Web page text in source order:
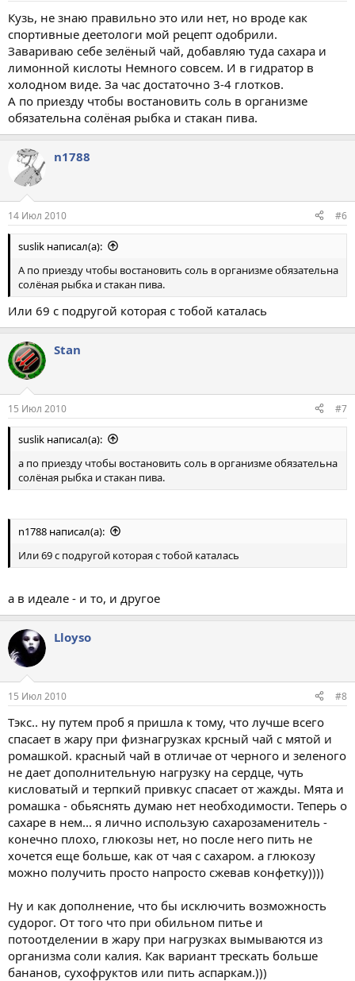
Кузь, не знаю правильно это или нет, но вроде как
спортивные деетологи мой рецепт одобрили.
Завариваю себе зелёный чай, добавляю туда сахара и
лимонной кислоты Немного совсем. И в гидратор в
холодном виде. За час достаточно 3-4 глотков.
А по приезду чтобы востановить соль в организме
обязательна солёная рыбка и стакан пива.
n1788
14 Июл 2010 #6
suslik написал(а):
А по приезду чтобы востановить соль в организме обязательна
солёная рыбка и стакан пива.
Или 69 с подругой которая с тобой каталась
Stan
15 Июл 2010 #7
suslik написал(а):
а по приезду чтобы востановить соль в организме обязательна
солёная рыбка и стакан пива.
n1788 написал(а):
Или 69 с подругой которая с тобой каталась
а в идеале - и то, и другое
Lloyso
15 Июл 2010 #8
Тэкс.. ну путем проб я пришла к тому, что лучше всего
спасает в жару при физнагрузках крсный чай с мятой и
ромашкой. красный чай в отличае от черного и зеленого
не дает дополнительную нагрузку на сердце, чуть
кисловатый и терпкий привкус спасает от жажды. Мята и
ромашка - обьяснять думаю нет необходимости. Теперь о
сахаре в нем... я лично использую сахарозаменитель -
конечно плохо, глюкозы нет, но после него пить не
хочется еще больше, как от чая с сахаром. а глюкозу
можно получить просто напросто сжевав конфетку))))
Ну и как дополнение, что бы исключить возможность
судорог. От того что при обильном питье и
потоотделении в жару при нагрузках вымываются из
организма соли калия. Как вариант трескать больше
бананов, сухофруктов или пить аспаркам.)))